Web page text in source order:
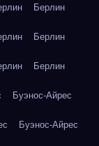
Берлин
Берлин
Берлин
Буэнос-Айрес
Буэнос-Айрес